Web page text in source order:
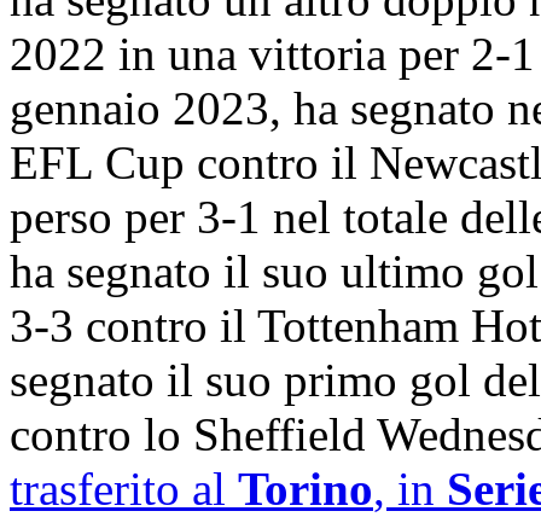
2022 in una vittoria per
gennaio 2023, ha segnato
EFL Cup contro il
perso per 3-1 nel totale
ha segnato il suo ultimo
3-3 contro il Tottenham
segnato il suo primo gol
contro lo Sheffield
trasferito al Torino, in